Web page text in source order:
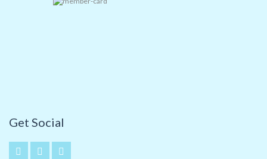
Get Social